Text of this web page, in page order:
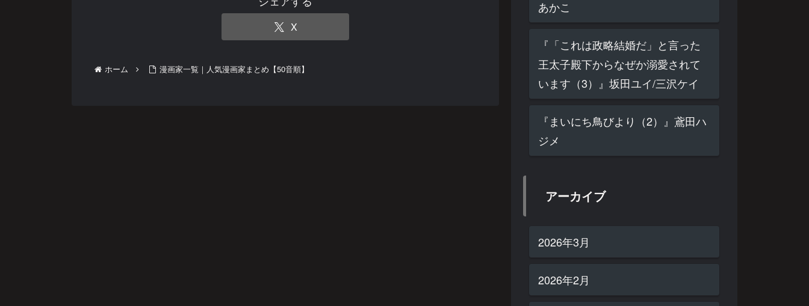
X
ホーム 漫画家一覧｜人気漫画家まとめ【50音順】
あかこ
『「これは政略結婚だ」と言った
王太子殿下からなぜか溺愛されて
います（3）』坂田ユイ/三沢ケイ
『まいにち鳥びより（2）』鳶田ハ
ジメ
アーカイブ
2026年3月
2026年2月